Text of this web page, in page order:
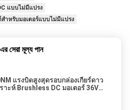
แบบไม่มีแปรง
สำหรับมอเตอร์แบบไม่มีแปรง
এর সেরা মূল্য পান
แรงบิดสูงสุดรอบกล่องเกียร์ดาว
าะห์ Brushless DC มอเตอร์ 36V